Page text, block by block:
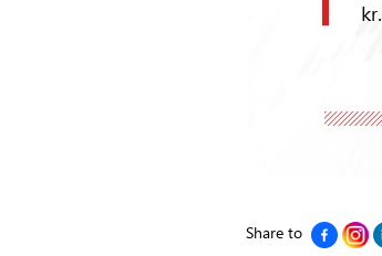
Share to